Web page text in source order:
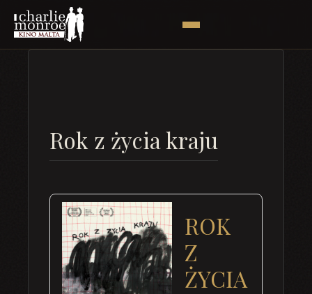
Rok z życia kraju
ROK
Z
ŻYCIA